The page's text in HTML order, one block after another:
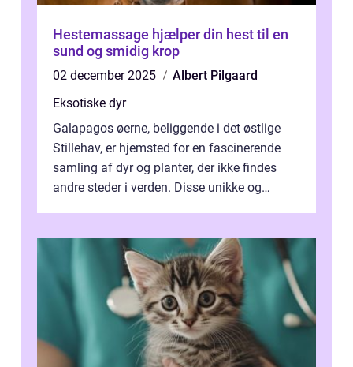
Hestemassage hjælper din hest til en
sund og smidig krop
02 december 2025
Albert Pilgaard
Eksotiske dyr
Galapagos øerne, beliggende i det østlige
Stillehav, er hjemsted for en fascinerende
samling af dyr og planter, der ikke findes
andre steder i verden. Disse unikke og